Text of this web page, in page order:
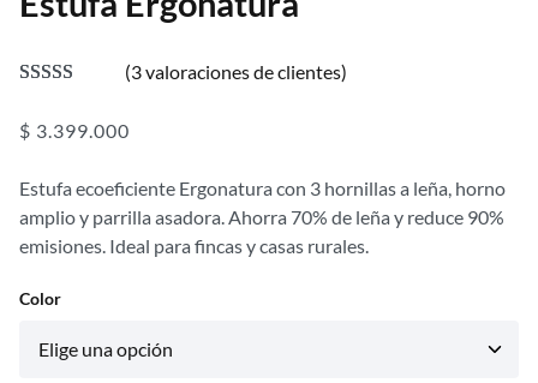
5.00 de 5 en
valoraciones
de clientes
(3 valoraciones de clientes)
$ 3.399.000
Estufa ecoeficiente Ergonatura con 3 hornillas a leña, horno
amplio y parrilla asadora. Ahorra 70% de leña y reduce 90%
emisiones. Ideal para fincas y casas rurales.
Color